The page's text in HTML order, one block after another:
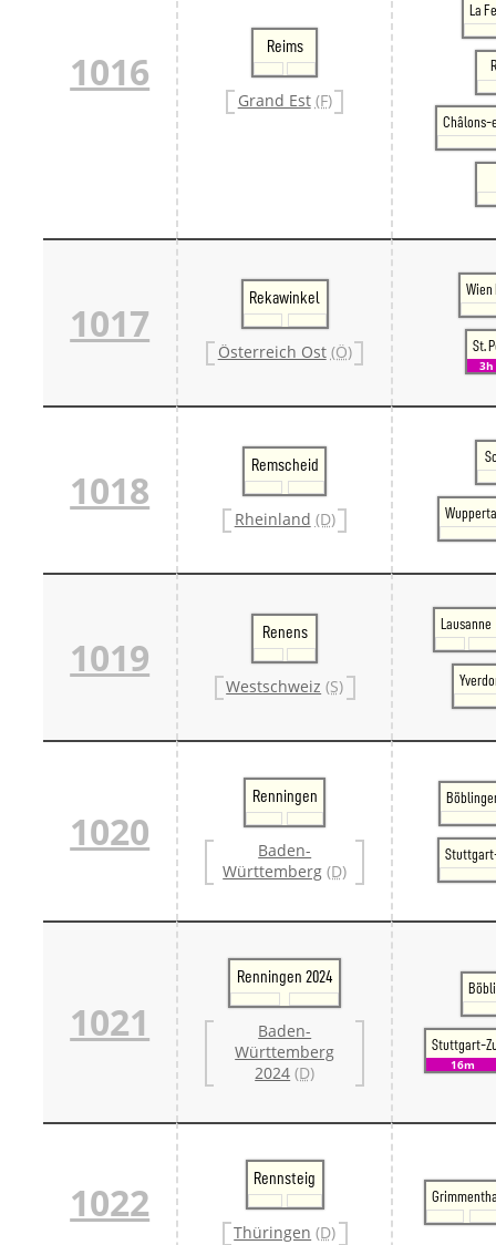
1016
Reims
Grand Est (F)
La
Châlons-
1017
Rekawinkel
Österreich Ost (Ö)
St.
3h
1018
Remscheid
Rheinland (D)
1019
Renens
Westschweiz (S)
Lausanne
1020
Renningen
Baden-
Württemberg (D)
1021
Renningen 2024
Baden-
Württemberg
2024 (D)
Stuttgart-
16m
1022
Rennsteig
Thüringen (D)